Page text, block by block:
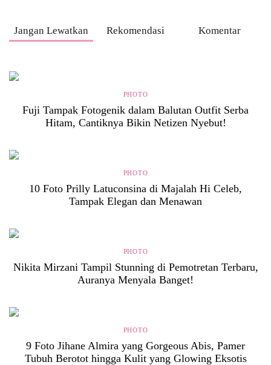
Jangan Lewatkan Rekomendasi Komentar
PHOTO
Fuji Tampak Fotogenik dalam Balutan Outfit Serba
Hitam, Cantiknya Bikin Netizen Nyebut!
PHOTO
10 Foto Prilly Latuconsina di Majalah Hi Celeb,
Tampak Elegan dan Menawan
PHOTO
Nikita Mirzani Tampil Stunning di Pemotretan Terbaru,
Auranya Menyala Banget!
PHOTO
9 Foto Jihane Almira yang Gorgeous Abis, Pamer
Tubuh Berotot hingga Kulit yang Glowing Eksotis